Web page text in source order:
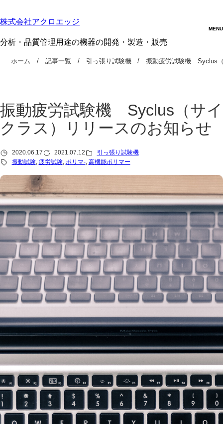
株式会社アクロエッジ
分析・品質管理用途の機器の開発・製造・販売
ホーム 記事一覧 引っ張り試験機 振動疲労試験機 Syclus
振動疲労試験機 Syclus（サイ
クラス）リリースのお知らせ
2020.06.17 2021.07.12
引っ張り試験機
振動試験, 疲労試験, ポリマ-, 高機能ポリマー